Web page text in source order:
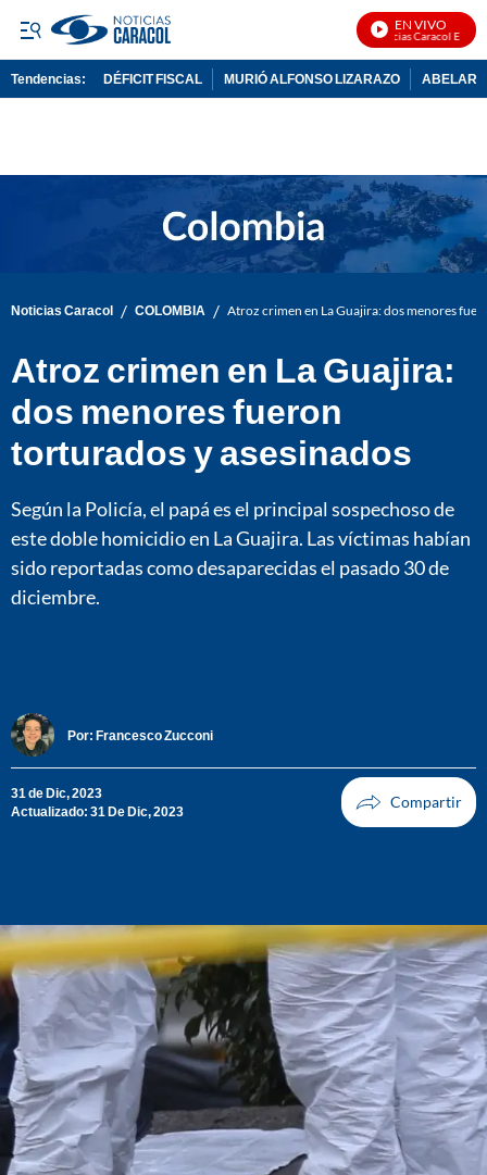
EN VIVO
Noticias Caracol En Vivo
Tendencias: DÉFICIT FISCAL MURIÓ ALFONSO LIZARAZO
Noticias Caracol / COLOMBIA / Atroz crimen en La Guajira: dos menores
Atroz crimen en La Guajira:
dos menores fueron
torturados y asesinados
Según la Policía, el papá es el principal sospechoso de
este doble homicidio en La Guajira. Las víctimas habían
sido reportadas como desaparecidas el pasado 30 de
diciembre.
Por: Francesco Zucconi
31 de Dic, 2023
Actualizado: 31 De Dic, 2023